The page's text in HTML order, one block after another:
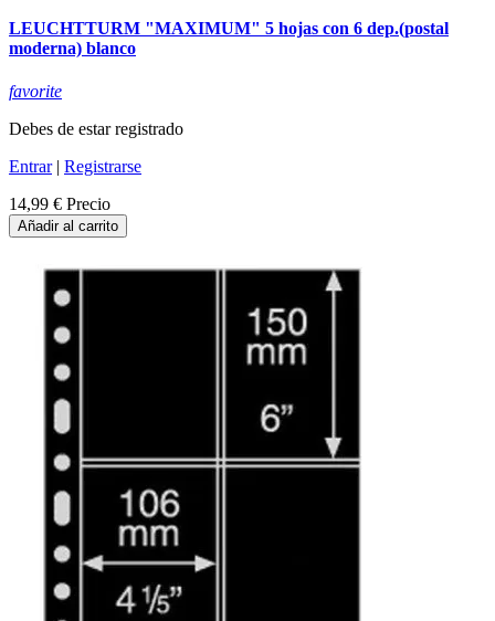
LEUCHTTURM "MAXIMUM" 5 hojas con 6 dep.(postal
moderna) blanco
favorite
Debes de estar registrado
Entrar| Registrarse
14,99 € Precio
Añadir al carrito